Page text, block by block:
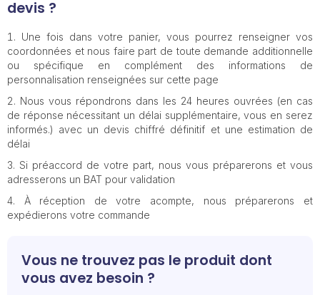
devis ?
Une fois dans votre panier, vous pourrez renseigner vos
coordonnées et nous faire part de toute demande additionnelle
ou spécifique en complément des informations de
personnalisation renseignées sur cette page
Nous vous répondrons dans les 24 heures ouvrées (en cas
de réponse nécessitant un délai supplémentaire, vous en serez
informés.) avec un devis chiffré définitif et une estimation de
délai
Si préaccord de votre part, nous vous préparerons et vous
adresserons un BAT pour validation
À réception de votre acompte, nous préparerons et
expédierons votre commande
Vous ne trouvez pas le produit dont
vous avez besoin ?